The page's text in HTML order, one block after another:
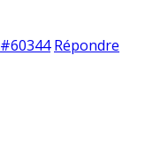
#60344 Répondre